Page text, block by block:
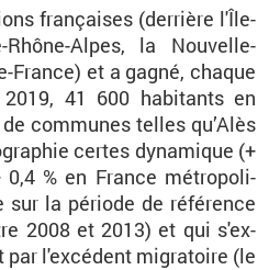
fran­çaises (der­rière l'Île-
Rhône-Alpes, la Nou­velle-
France) et a gagné, chaque
41 600 ha­bi­tants en
de com­munes telles qu’Alès
certes dy­na­mique (+
0,4 % en France mé­tro­po­li­
la pé­riode de ré­fé­rence
2008 et 2013) et qui s'ex­
l'ex­cé­dent mi­gra­toire (le